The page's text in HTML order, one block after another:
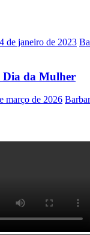
de janeiro de 2023
Dia da Mulher
março de 2026